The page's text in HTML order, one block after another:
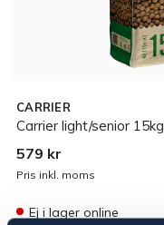
CARRIER
Carrier light/senior 15kg
579 kr
Pris inkl. moms
Ej i lager online